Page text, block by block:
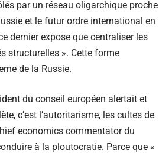
par un réseau oligarchique proche
et le futur ordre international en
dernier expose que centraliser les
structurelles ». Cette forme
de la Russie.
du conseil européen alertait et
c’est l’autoritarisme, les cultes de
economics commentator du
à la ploutocratie. Parce que «